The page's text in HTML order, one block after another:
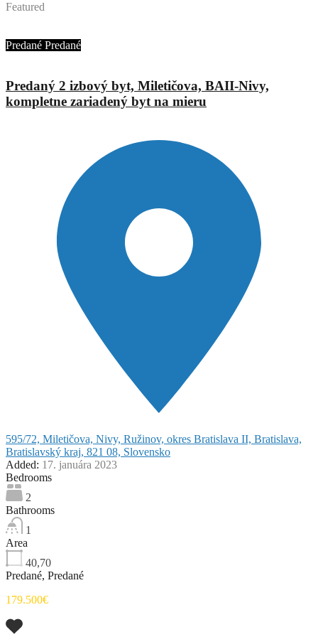
Featured
Predané Predané
Predaný 2 izbový byt, Miletičova, BAII-Nivy,
kompletne zariadený byt na mieru
595/72, Miletičova, Nivy, Ružinov, okres Bratislava II, Bratislava,
Bratislavský kraj, 821 08, Slovensko
Added: 17. januára 2023
Bedrooms
2
Bathrooms
1
Area
40,70
Predané, Predané
179.500€